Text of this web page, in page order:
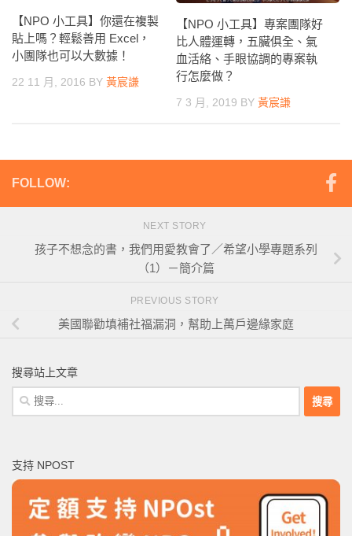
【NPO 小工具】你還在複製
貼上嗎？輕鬆善用 Excel，
小團隊也可以大數據！
22 11 月, 2016 BY 黃宸謙
【NPO 小工具】專案團隊好
比人體運轉，五臟俱全、氣
血活絡、手眼協調的專案執
行怎麼做？
7 3 月, 2019 BY 黃宸謙
FOLLOW:
NEXT STORY
孩子不想念的書，我們用愛教會了／希望小學專題系列
（1）－簡介篇
PREVIOUS STORY
美國聯勸填補社福漏洞，幫助上萬戶邊緣家庭
搜尋站上文章
搜
尋
字:
支持 NPOST